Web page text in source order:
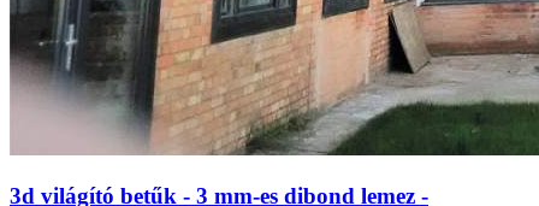
3d világító betűk - 3 mm-es dibond lemez -